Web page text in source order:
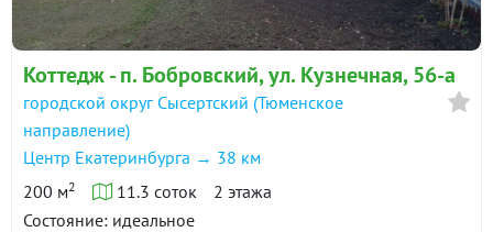
Коттедж - п. Бобровский, ул. Кузнечная, 56-а
городской округ Сысертский (Тюменское
направление)
Центр Екатеринбурга → 38 км
200 м2 11.3 соток
2 этажа
Состояние: идеальное